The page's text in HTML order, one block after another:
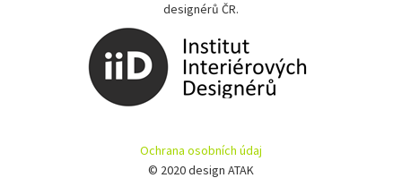
designérů ČR.
Ochrana osobních údaj
© 2020 design ATAK